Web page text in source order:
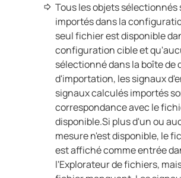
Tous les objets sélectionnés
importés dans la
seul fichier est disponible
configuration cible et
sélectionné dans la boîte de
d'importation, les signaux
signaux calculés importés
correspondance avec le
disponible.Si plus d'un ou
mesure n'est disponible, le
est affiché comme entrée
l'Explorateur de fichiers,